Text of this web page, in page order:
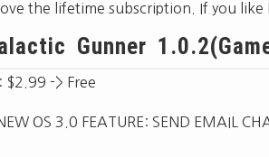
the lifetime subscription. If you
Gunner
$2.99 -> Free
OS 3.0 FEATURE: SEND EMAIL